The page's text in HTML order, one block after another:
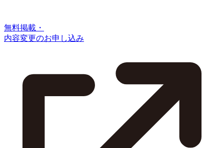
無料掲載・
内容変更のお申し込み